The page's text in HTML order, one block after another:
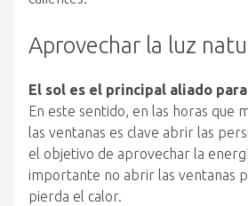
Aprovechar la luz
El sol es el principal aliado
En este sentido, en las horas que
las ventanas es clave abrir las
el objetivo de aprovechar la
importante no abrir las ventanas
pierda el calor.